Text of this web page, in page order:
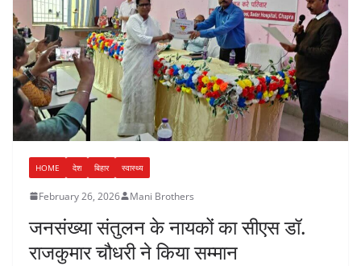
HOME देश बिहार स्वास्थ्य
February 26, 2026 Mani Brothers
जनसंख्या संतुलन के नायकों का सीएस डॉ.
राजकुमार चौधरी ने किया सम्मान